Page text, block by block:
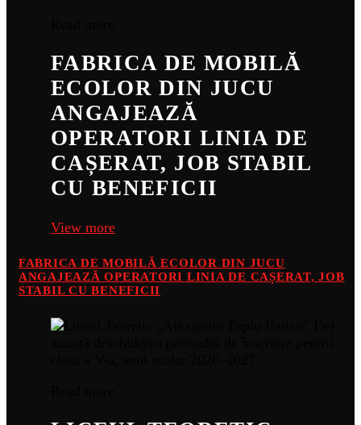
FABRICA DE MOBILĂ
ECOLOR DIN JUCU
ANGAJEAZĂ
OPERATORI LINIA DE
CAȘERAT, JOB STABIL
CU BENEFICII
View more
FABRICA DE MOBILĂ ECOLOR DIN JUCU
ANGAJEAZĂ OPERATORI LINIA DE CAȘERAT, JOB
STABIL CU BENEFICII